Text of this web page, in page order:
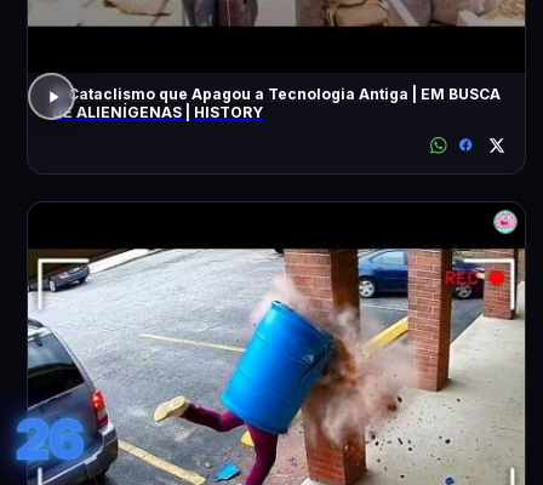
O Cataclismo que Apagou a Tecnologia Antiga | EM BUSCA
DE ALIENÍGENAS | HISTORY
26